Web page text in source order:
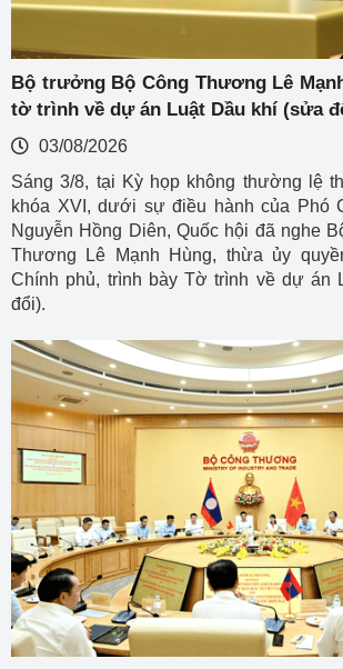
Bộ trưởng Bộ Công Thương Lê
tờ trình về dự án Luật Dầu khí (sửa
03/08/2026
Sáng 3/8, tại Kỳ họp không thường lệ
khóa XVI, dưới sự điều hành của Phó
Nguyễn Hồng Diên, Quốc hội đã nghe
Thương Lê Mạnh Hùng, thừa ủy
Chính phủ, trình bày Tờ trình về dự án
đổi).